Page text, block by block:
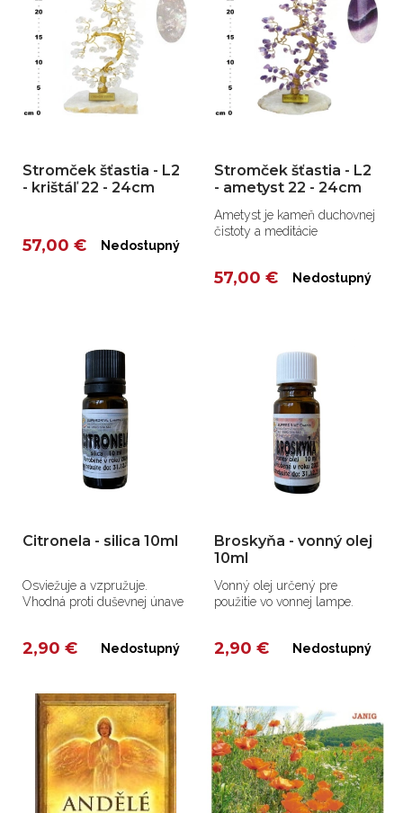
Stromček šťastia - L2
- krištáľ 22 - 24cm
57,00 € Nedostupný
Stromček šťastia - L2
- ametyst 22 - 24cm
Ametyst je kameň duchovnej
čistoty a meditácie
57,00 € Nedostupný
Citronela - silica 10ml
Osviežuje a vzpružuje.
Vhodná proti duševnej únave
2,90 € Nedostupný
Broskyňa - vonný olej
10ml
Vonný olej určený pre
použitie vo vonnej lampe.
2,90 € Nedostupný